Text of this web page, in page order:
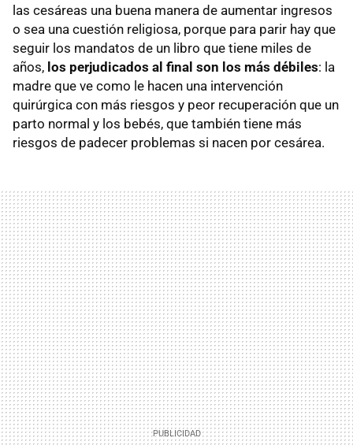
las cesáreas una buena manera de aumentar ingresos
o sea una cuestión religiosa, porque para parir hay que
seguir los mandatos de un libro que tiene miles de
años, los perjudicados al final son los más débiles: la
madre que ve como le hacen una intervención
quirúrgica con más riesgos y peor recuperación que un
parto normal y los bebés, que también tiene más
riesgos de padecer problemas si nacen por cesárea.